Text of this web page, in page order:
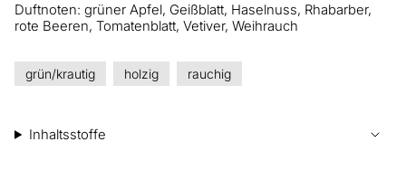
Duftnoten: grüner Apfel, Geißblatt, Haselnuss, Rhabarber,
rote Beeren, Tomatenblatt, Vetiver, Weihrauch
grün/krautig holzig rauchig
Inhaltsstoffe